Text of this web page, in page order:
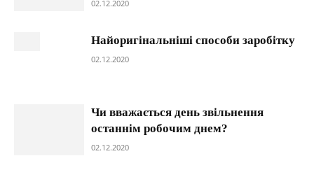
02.12.2020
Найоригінальніші способи заробітку
02.12.2020
Чи вважається день звільнення
останнім робочим днем?
02.12.2020